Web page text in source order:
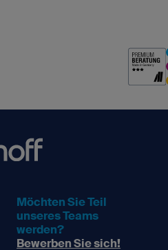
Möchten Sie Teil
unseres Teams
werden?
Bewerben Sie sich!